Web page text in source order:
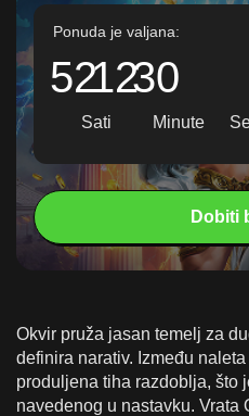
Ponuda je valjana:
521228
Sati Minute
Dobiti
Okvir pruža jasan temelj za
definira narativ. Između
produljena tiha razdoblja, što
navedenog u nastavku. Vrata